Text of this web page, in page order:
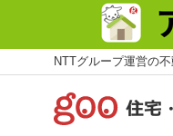
NTTグループ運営の